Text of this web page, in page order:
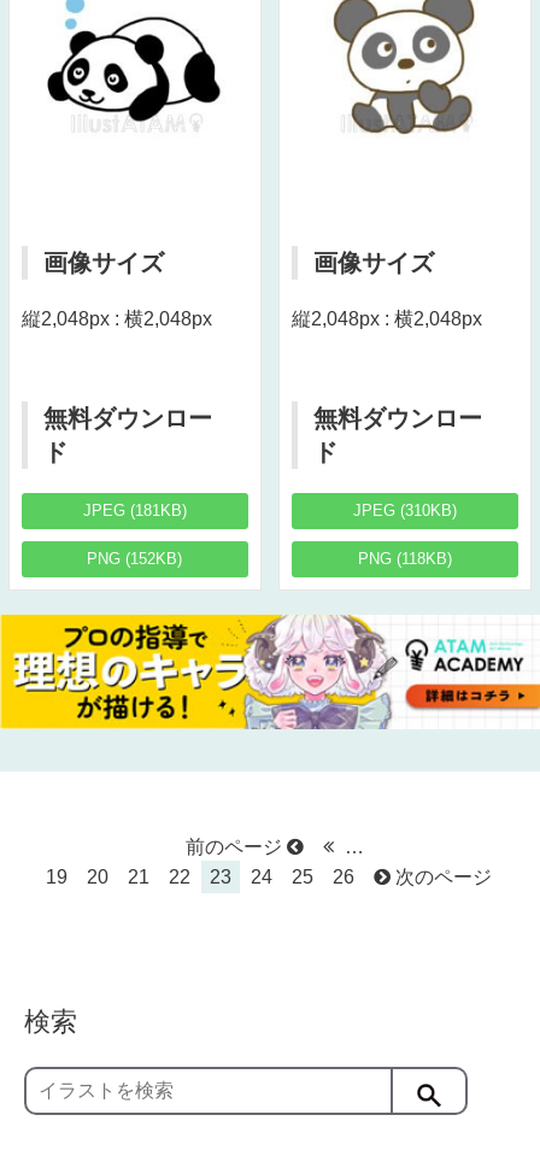
画像サイズ
縦2,048px : 横2,048px
無料ダウンロー
ド
JPEG (181KB)
PNG (152KB)
画像サイズ
縦2,048px : 横2,048px
無料ダウンロー
ド
JPEG (310KB)
PNG (118KB)
前のページ
…
19
20 21 22 23 24 25 26 次のページ
検索